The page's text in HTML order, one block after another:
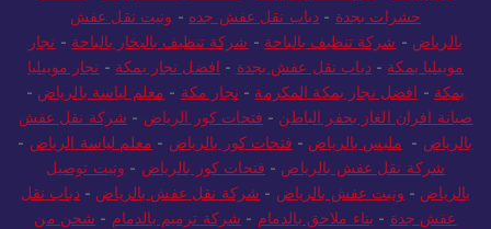
حشرات بجدة - دباب نقل عفش جده - ونيت نقل عفش
بالرياض - شركة تنظيف بالباحة - شركة تنظيف بالبخار بالباحة - نجار
موبيليا بمكة -دباب نقل عفش بجدة - افضل نجار بمكة - نجار موبيليا
بمكة - افضل نجار بمكة المكرمة - نجار مكة - معلم لياسة بالرياض -
صيانة افران الغاز بحفر الباطن - فتحات كور الرياض - شركة نقل عفش
بالرياض - مليس بالرياض - فتحات كور بالرياض - معلم لياسة الرياض -
شركة نقل عفش بالرياض - فتحات كور بالرياض - ونيت توصيل
بالرياض - ونيت عفش بالرياض - شركة نقل عفش بالرياض -دباب نقل
عفش جدة - بناء ملاحق بالدمام - شركة ترميم بالدمام - شحن من